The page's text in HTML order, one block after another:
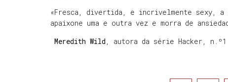
«Fresca, divertida, e incrivelmente sexy, a
apaixone uma e outra vez e morra de
Meredith Wild , autora da série Hacker, n.º1